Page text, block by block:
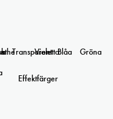
Transparent
ViolettaBlåa
Gröna
Effektfärger